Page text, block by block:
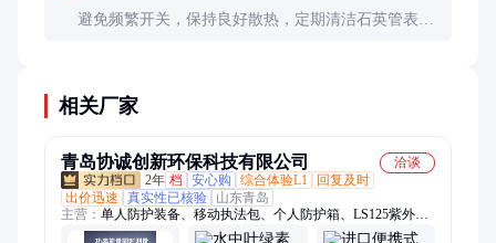
避免频繁开关，保持良好散热，定期清洁石英管表
相关厂家
青岛协诚创新环保科技有限公司
洽谈
2年 档 安心购 综合体验L1
回复及时
出价迅速
真实性已核验
山东青岛
主营： 单人防护装备、移动执法包、个人防护箱、LS125紫外辐
照计、移动执法箱、车用尿素检定仪、移动源执法监测设备、手